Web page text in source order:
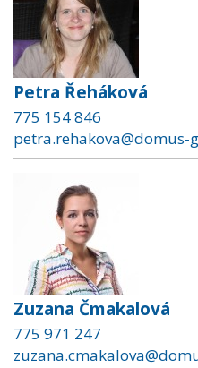
Petra Řeháková
775 154 846
petra.rehakova@domus-
Zuzana Čmakalová
775 971 247